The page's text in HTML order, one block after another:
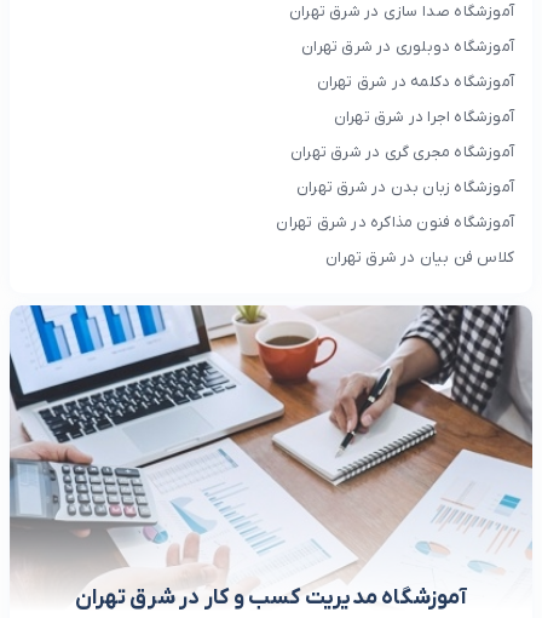
آموزشگاه صدا سازی در شرق تهران
آموزشگاه دوبلوری در شرق تهران
آموزشگاه دکلمه در شرق تهران
آموزشگاه اجرا در شرق تهران
آموزشگاه مجری گری در شرق تهران
آموزشگاه زبان بدن در شرق تهران
آموزشگاه فنون مذاکره در شرق تهران
کلاس فن بیان در شرق تهران
آموزشگاه مدیریت کسب و کار در شرق تهران